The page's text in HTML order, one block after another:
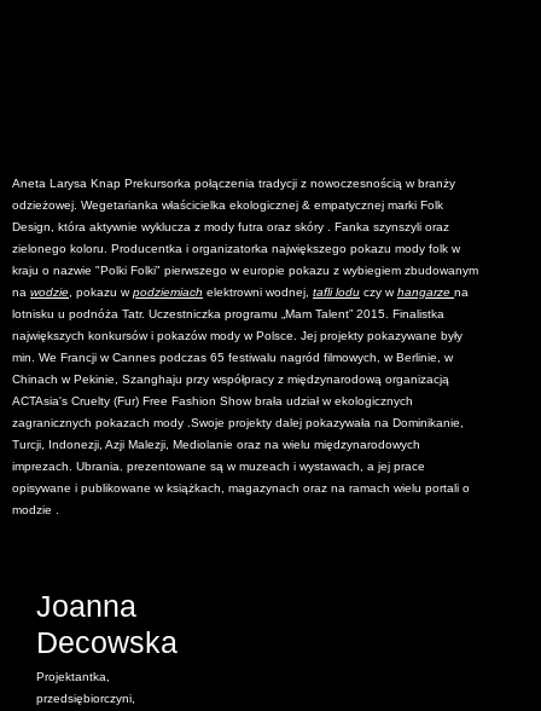
Aneta Larysa Knap Prekursorka połączenia tradycji z nowoczesnością w branży
odzieżowej. Wegetarianka właścicielka ekologicznej & empatycznej marki Folk
Design, która aktywnie wyklucza z mody futra oraz skóry . Fanka szynszyli oraz
zielonego koloru. Producentka i organizatorka największego pokazu mody folk w
kraju o nazwie "Polki Folki" pierwszego w europie pokazu z wybiegiem zbudowanym
na wodzie, pokazu wpodziemiach elektrowni wodnej, tafli lodu czy whangarze na
lotnisku u podnóża Tatr. Uczestniczka programu „Mam Talent” 2015. Finalistka
największych konkursów i pokazów mody w Polsce. Jej projekty pokazywane były
min. We Francji w Cannes podczas 65 festiwalu nagród filmowych, w Berlinie, w
Chinach w Pekinie, Szanghaju przy współpracy z międzynarodową organizacją
ACTAsia's Cruelty (Fur) Free Fashion Show brała udział w ekologicznych
zagranicznych pokazach mody .Swoje projekty dalej pokazywała na Dominikanie,
Turcji, Indonezji, Azji Malezji, Mediolanie oraz na wielu międzynarodowych
imprezach. Ubrania. prezentowane są w muzeach i wystawach, a jej prace
opisywane i publikowane w książkach, magazynach oraz na ramach wielu portali o
modzie .
Joanna
Decowska
Projektantka,
przedsiębiorczyni,